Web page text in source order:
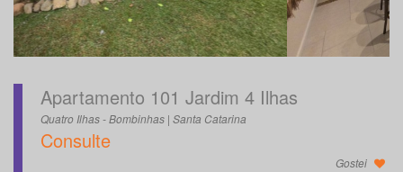
Apartamento 101 Jardim 4 Ilhas
Quatro Ilhas - Bombinhas | Santa Catarina
Consulte
Gostei